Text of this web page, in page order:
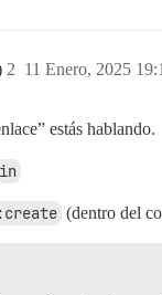
11 Enero, 2025
2
estás hablando.
(dentro del